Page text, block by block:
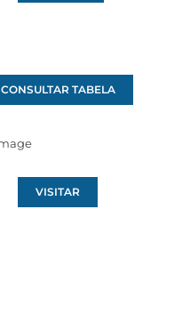
CONSULTAR TABELA
VISITAR